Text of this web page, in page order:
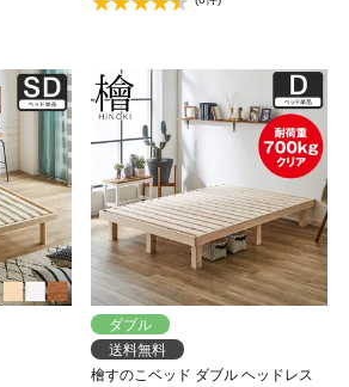
ダブル
送料無料
檜すのこベッド ダブル ヘッドレス